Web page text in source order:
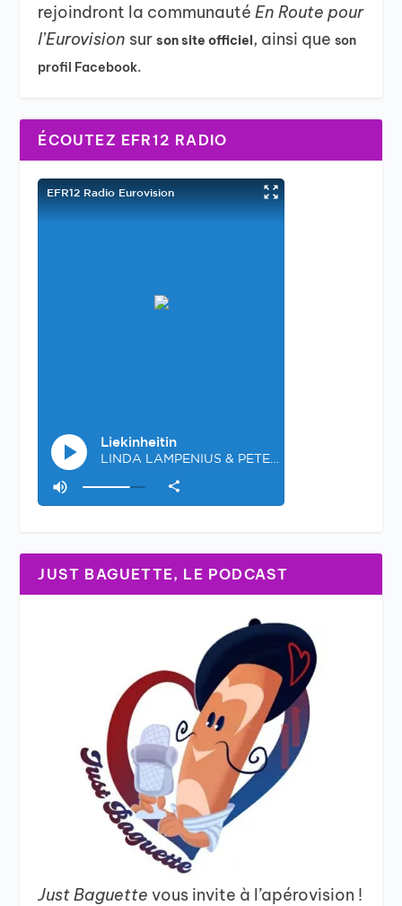
rejoindront la communautéEn Route pour
l’Eurovision surson site officiel, ainsi queson
profil Facebook.
ÉCOUTEZ EFR12 RADIO
JUST BAGUETTE, LE PODCAST
Just Baguettevous invite à l’apérovision !